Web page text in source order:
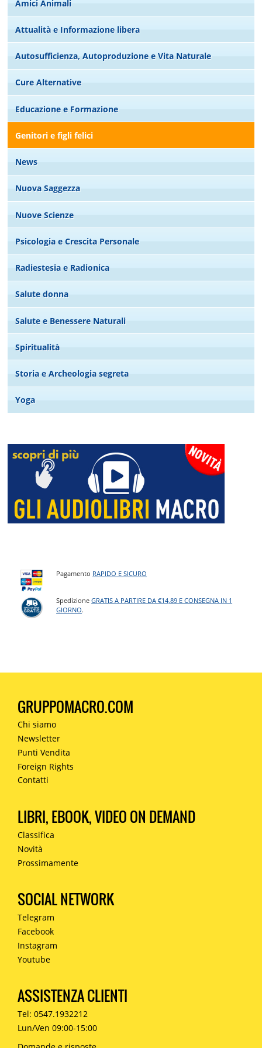
Amici Animali
Attualità e Informazione libera
Autosufficienza, Autoproduzione e Vita Naturale
Cure Alternative
Educazione e Formazione
Genitori e figli felici
News
Nuova Saggezza
Nuove Scienze
Psicologia e Crescita Personale
Radiestesia e Radionica
Salute donna
Salute e Benessere Naturali
Spiritualità
Storia e Archeologia segreta
Yoga
Pagamento RAPIDO E SICURO
SpedizioneGRATIS A PARTIRE DA €14,89 E CONSEGNA IN 1
GIORNO.
GRUPPOMACRO.COM
Chi siamo
Newsletter
Punti Vendita
Foreign Rights
Contatti
LIBRI, EBOOK, VIDEO ON DEMAND
Classifica
Novità
Prossimamente
SOCIAL NETWORK
Telegram
Facebook
Instagram
Youtube
ASSISTENZA CLIENTI
Tel: 0547.1932212
Lun/Ven 09:00-15:00